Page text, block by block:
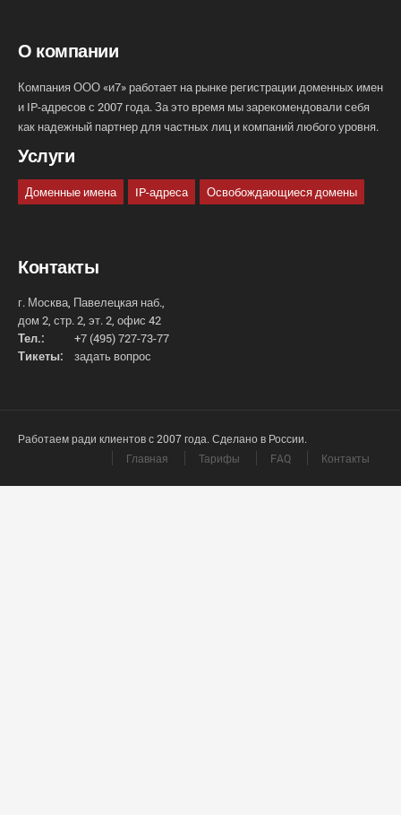
О компании
Компания ООО «и7» работает на рынке регистрации доменных имен
и IP-адресов с 2007 года. За это время мы зарекомендовали себя
как надежный партнер для частных лиц и компаний любого уровня.
Услуги
Доменные имена IP-адреса Освобождающиеся домены
Контакты
г. Москва, Павелецкая наб.,
дом 2, стр. 2, эт. 2, офис 42
Тел.:
+7 (495) 727-73-77
Тикеты:
задать вопрос
Работаем ради клиентов с 2007 года. Сделано в России.
Главная
Тарифы FAQ Контакты